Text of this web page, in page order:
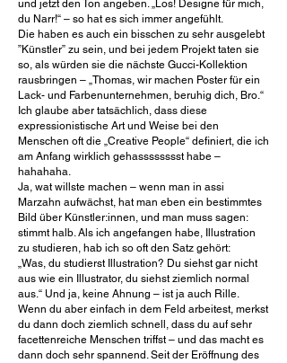
und jetzt den Ton angeben. „Los! Designe für mich,
du Narr!“ – so hat es sich immer angefühlt.
Die haben es auch ein bisschen zu sehr ausgelebt
”Künstler” zu sein, und bei jedem Projekt taten sie
so, als würden sie die nächste Gucci-Kollektion
rausbringen – „Thomas, wir machen Poster für ein
Lack- und Farbenunternehmen, beruhig dich, Bro.“
Ich glaube aber tatsächlich, dass diese
expressionistische Art und Weise bei den
Menschen oft die „Creative People“ definiert, die ich
am Anfang wirklich gehasssssssst habe –
hahahaha.
Ja, wat willste machen – wenn man in assi
Marzahn aufwächst, hat man eben ein bestimmtes
Bild über Künstler:innen, und man muss sagen:
stimmt halb. Als ich angefangen habe, Illustration
zu studieren, hab ich so oft den Satz gehört:
„Was, du studierst Illustration? Du siehst gar nicht
aus wie ein Illustrator, du siehst ziemlich normal
aus.“ Und ja, keine Ahnung – ist ja auch Rille.
Wenn du aber einfach in dem Feld arbeitest, merkst
du dann doch ziemlich schnell, dass du auf sehr
facettenreiche Menschen triffst – und das macht es
dann doch sehr spannend. Seit der Eröffnung des